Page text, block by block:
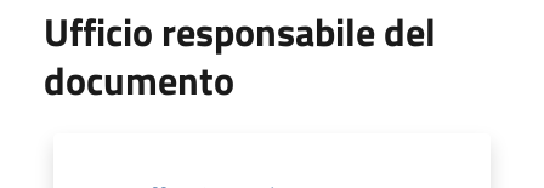
Ufficio responsabile del
documento